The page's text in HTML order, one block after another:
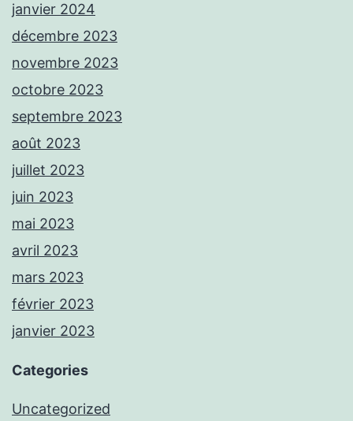
janvier 2024
décembre 2023
novembre 2023
octobre 2023
septembre 2023
août 2023
juillet 2023
juin 2023
mai 2023
avril 2023
mars 2023
février 2023
janvier 2023
Categories
Uncategorized